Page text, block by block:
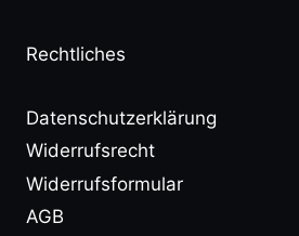
Rechtliches
Datenschutzerklärung
Widerrufsrecht
Widerrufsformular
AGB